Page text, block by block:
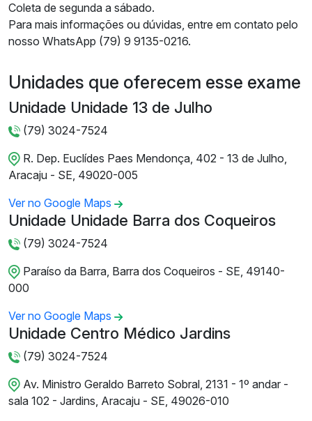
Coleta de segunda a sábado.
Para mais informações ou dúvidas, entre em contato pelo
nosso WhatsApp (79) 9 9135-0216.
Unidades que oferecem esse exame
Unidade Unidade 13 de Julho
(79) 3024-7524
R. Dep. Euclídes Paes Mendonça, 402 - 13 de Julho,
Aracaju - SE, 49020-005
Ver no Google Maps
Unidade Unidade Barra dos Coqueiros
(79) 3024-7524
Paraíso da Barra, Barra dos Coqueiros - SE, 49140-
000
Ver no Google Maps
Unidade Centro Médico Jardins
(79) 3024-7524
Av. Ministro Geraldo Barreto Sobral, 2131 - 1º andar -
sala 102 - Jardins, Aracaju - SE, 49026-010